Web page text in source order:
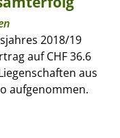
2018/19
auf CHF 36.6
aus
aufgenommen.